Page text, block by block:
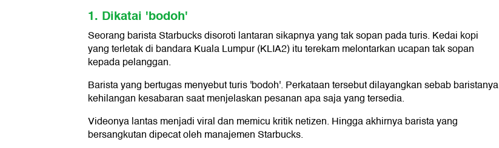
1. Dikatai 'bodoh'
Seorang barista Starbucks disoroti lantaran sikapnya yang tak sopan pada turis. Kedai kopi
yang terletak di bandara Kuala Lumpur (KLIA2) itu terekam melontarkan ucapan tak sopan
kepada pelanggan.
Barista yang bertugas menyebut turis 'bodoh'. Perkataan tersebut dilayangkan sebab baristanya
kehilangan kesabaran saat menjelaskan pesanan apa saja yang tersedia.
Videonya lantas menjadi viral dan memicu kritik netizen. Hingga akhirnya barista yang
bersangkutan dipecat oleh manajemen Starbucks.